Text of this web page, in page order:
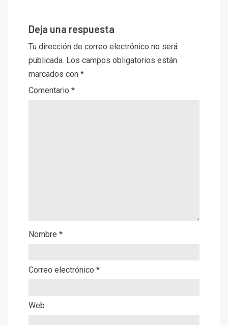
Deja una respuesta
Tu dirección de correo electrónico no será
publicada. Los campos obligatorios están
marcados con *
Comentario *
Nombre *
Correo electrónico *
Web